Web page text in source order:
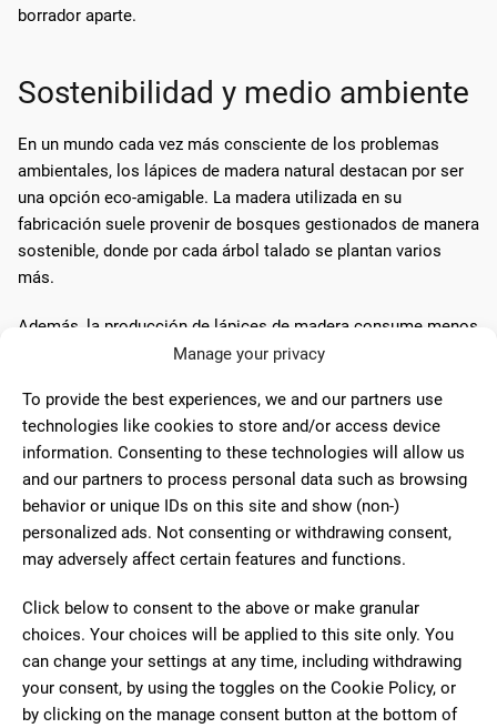
Manage your privacy
To provide the best experiences, we and our partners use
technologies like cookies to store and/or access device
information. Consenting to these technologies will allow us
and our partners to process personal data such as browsing
behavior or unique IDs on this site and show (non-)
personalized ads. Not consenting or withdrawing consent,
may adversely affect certain features and functions.
Click below to consent to the above or make granular
choices. Your choices will be applied to this site only. You
can change your settings at any time, including withdrawing
your consent, by using the toggles on the Cookie Policy, or
by clicking on the manage consent button at the bottom of
borrador aparte.
Sostenibilidad y medio ambiente
En un mundo cada vez más consciente de los problemas
ambientales, los lápices de madera natural destacan por ser
una opción eco-amigable. La madera utilizada en su
fabricación suele provenir de bosques gestionados de manera
sostenible, donde por cada árbol talado se plantan varios
más.
Además, la producción de lápices de madera consume menos
energía y recursos comparada con la fabricación de lápices
biodegradabilidad de la madera, minimiza el impacto
ambiental de estos utensilios de escritura.
Las empresas fabricantes de lápices se han esforzado en
adoptar certificaciones ambientales, como la delConsejo de
Administración Forestal(FSCpor sus siglas en inglés), que
asegura que los productos de madera provienen de bosques
Sin embargo, es importante tener en cuenta que no todos los
lápices de madera natural cumplen con estándares estrictos
de sostenibilidad. Por ello, al adquirir lápices, se recomienda
verificar si cuentan con sellos o certificaciones que